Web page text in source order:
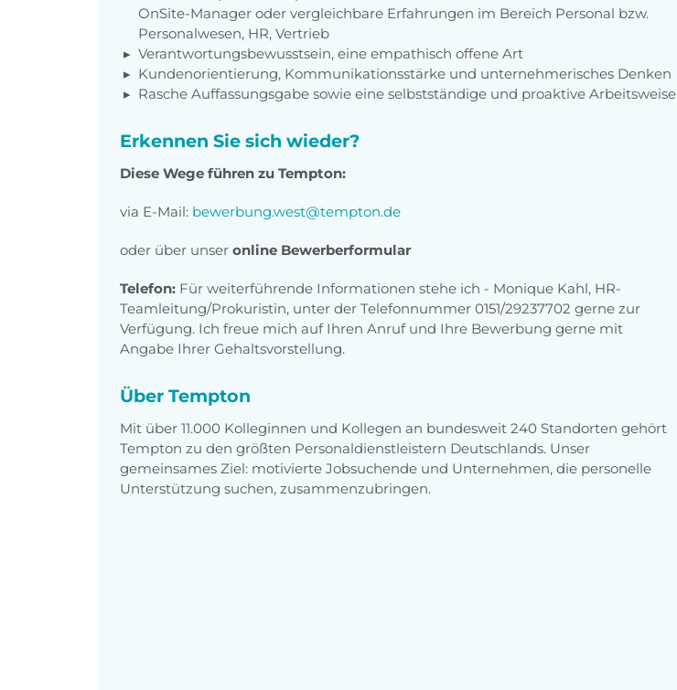
OnSite-Manager oder vergleichbare Erfahrungen im Bereich Personal bzw.
Personalwesen, HR, Vertrieb
Verantwortungsbewusstsein, eine empathisch offene Art
Kundenorientierung, Kommunikationsstärke und unternehmerisches Denken
Rasche Auffassungsgabe sowie eine selbstständige und proaktive Arbeitsweise
Erkennen Sie sich wieder?
Diese Wege führen zu Tempton:
via E-Mail: bewerbung.west@tempton.de
oder über unser online Bewerberformular
Telefon: Für weiterführende Informationen stehe ich - Monique Kahl, HR-
Teamleitung/Prokuristin, unter der Telefonnummer 0151/29237702 gerne zur
Verfügung. Ich freue mich auf Ihren Anruf und Ihre Bewerbung gerne mit
Angabe Ihrer Gehaltsvorstellung.
Über Tempton
Mit über 11.000 Kolleginnen und Kollegen an bundesweit 240 Standorten gehört
Tempton zu den größten Personaldienstleistern Deutschlands. Unser
gemeinsames Ziel: motivierte Jobsuchende und Unternehmen, die personelle
Unterstützung suchen, zusammenzubringen.